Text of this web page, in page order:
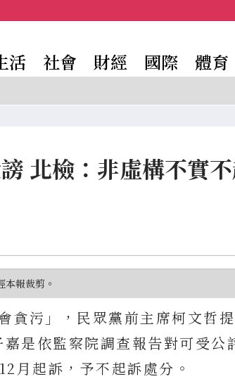
活 社會 財經 國際 體育
北檢：非虛構不實
報裁剪。
貪污」，民眾黨前主席柯文哲
是依監察院調查報告對可受公
月起訴，予不起訴處分。